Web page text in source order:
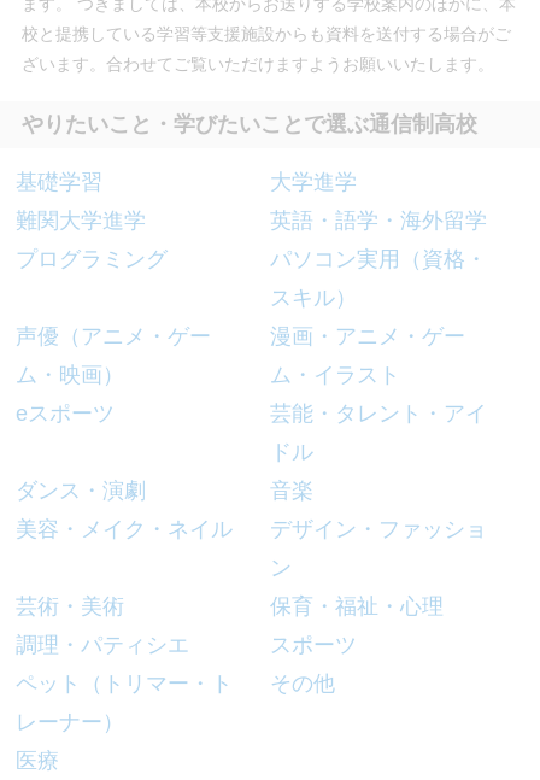
ます。 つきましては、本校からお送りする学校案内のほかに、本
校と提携している学習等支援施設からも資料を送付する場合がご
ざいます。合わせてご覧いただけますようお願いいたします。
やりたいこと・学びたいことで選ぶ通信制高校
基礎学習
大学進学
難関大学進学
英語・語学・海外留学
プログラミング
パソコン実用（資格・
スキル）
声優（アニメ・ゲー
ム・映画）
漫画・アニメ・ゲー
ム・イラスト
eスポーツ
芸能・タレント・アイ
ドル
ダンス・演劇
音楽
美容・メイク・ネイル
デザイン・ファッショ
ン
芸術・美術
保育・福祉・心理
調理・パティシエ
スポーツ
ペット（トリマー・ト
レーナー）
その他
医療